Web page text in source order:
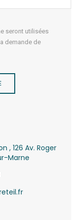
seront utilisées
demande de
, 126 Av. Roger
Marne